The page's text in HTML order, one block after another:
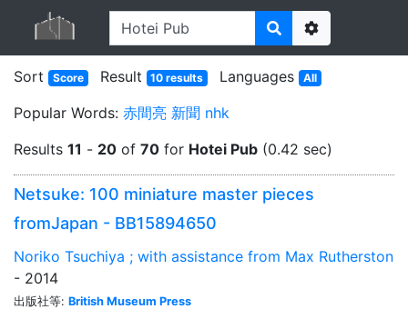
Options
Sort
Score Result 10 results Languages All
Popular Words: 赤間亮 新聞 nhk
Results 11 - 20 of 70 for Hotei Pub (0.42 sec)
Netsuke: 100 miniature master pieces
fromJapan - BB15894650
Noriko Tsuchiya ; with assistance from Max Rutherston
- 2014
出版社等: British Museum Press